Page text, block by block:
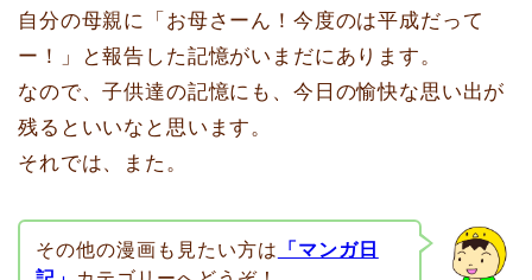
自分の母親に「お母さーん！今度のは平成だって
ー！」と報告した記憶がいまだにあります。
なので、子供達の記憶にも、今日の愉快な思い出が
残るといいなと思います。
それでは、また。
その他の漫画も見たい方は
「マンガ日